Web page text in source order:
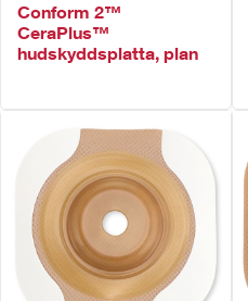
Conform 2™
CeraPlus™
hudskyddsplatta, plan